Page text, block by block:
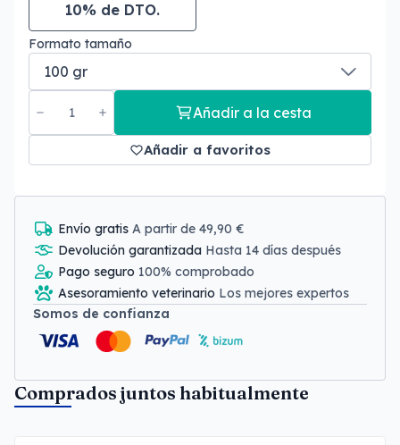
10% de DTO.
Formato tamaño
Añadir a la cesta
Añadir a favoritos
Envío gratis A partir de 49,90 €
Devolución garantizada Hasta 14 días después
Pago seguro 100% comprobado
Asesoramiento veterinario Los mejores expertos
Somos de confianza
Comprados juntos habitualmente